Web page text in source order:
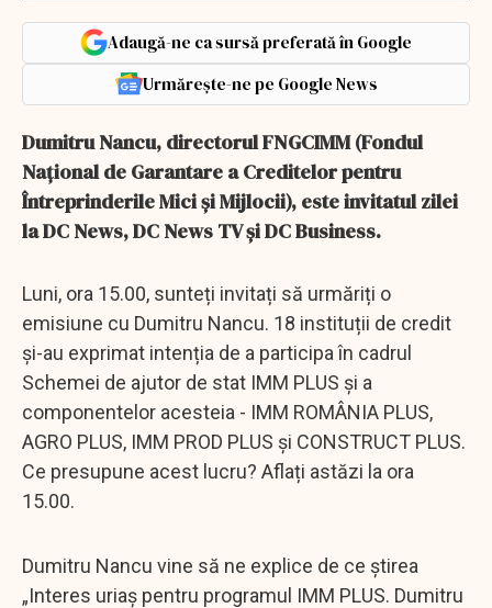
Adaugă-ne ca sursă preferată în Google
Urmărește-ne pe Google News
Dumitru Nancu, directorul FNGCIMM (Fondul
Național de Garantare a Creditelor pentru
Întreprinderile Mici și Mijlocii), este invitatul zilei
la DC News, DC News TV și DC Business.
Luni, ora 15.00, sunteți invitați să urmăriți o
emisiune cu Dumitru Nancu. 18 instituții de credit
și-au exprimat intenția de a participa în cadrul
Schemei de ajutor de stat IMM PLUS şi a
componentelor acesteia - IMM ROMÂNIA PLUS,
AGRO PLUS, IMM PROD PLUS şi CONSTRUCT PLUS.
Ce presupune acest lucru? Aflați astăzi la ora
15.00.
Dumitru Nancu vine să ne explice de ce știrea
„Interes uriaş pentru programul IMM PLUS. Dumitru